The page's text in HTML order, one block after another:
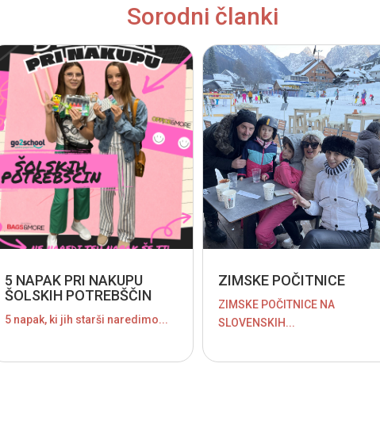
Sorodni članki
5 NAPAK PRI NAKUPU
ŠOLSKIH POTREBŠČIN
5 napak, ki jih starši naredimo...
ZIMSKE POČITNICE
ZIMSKE POČITNICE NA
SLOVENSKIH...